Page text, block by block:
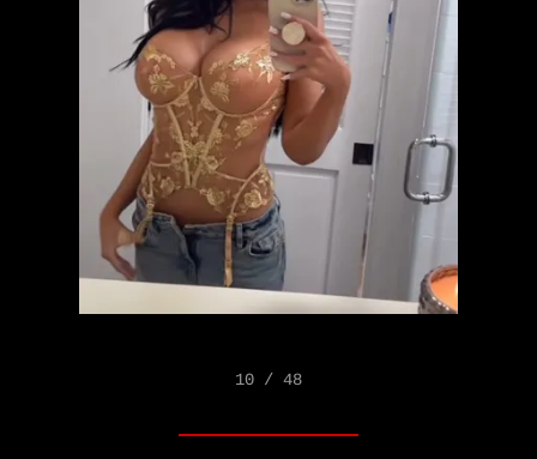
10 / 48